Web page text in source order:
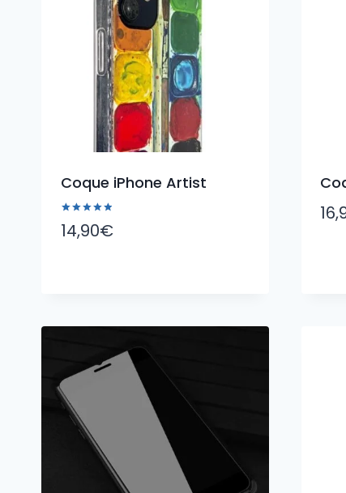
Coque iPhone Artist
Note
5.00
sur 5
14,90€